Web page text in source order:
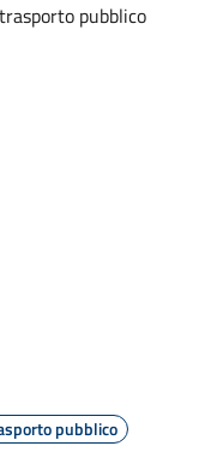
pubblico
pubblico